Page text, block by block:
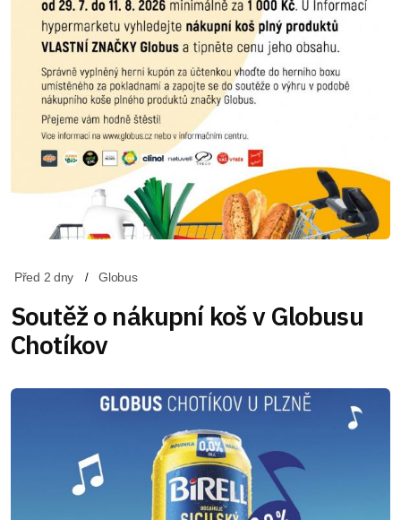
Před 2 dny Globus
Soutěž o nákupní koš v Globusu
Chotíkov